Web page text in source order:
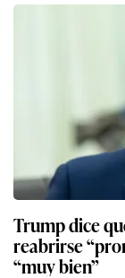
Trump dice
reabrirse
“muy bien”